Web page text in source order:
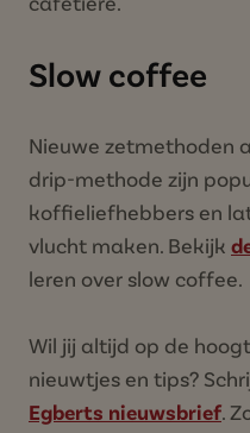
Slow coffee
Nieuwe zetmethoden
drip-methode zijn
koffieliefhebbers en
vlucht maken. Bekijk
leren over slow coffee.
Wil jij altijd op de
nieuwtjes en tips?
Egberts nieuwsbrief.